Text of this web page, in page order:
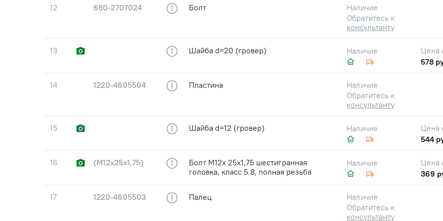
12 680-2707024 Болт
Наличие
Обратитесь к
консультанту
13 Шайба d=20 (гровер) Наличие
Цена
578
14 1220-4605504 Пластина
Наличие
Обратитесь к
консультанту
15 Шайба d=12 (гровер) Наличие
Цена
544
16 (М12х25х1,75)
Болт М12х 25х1,75 шестигранная
головка, класс 5.8, полная резьба
Наличие
Цена
369
17 1220-4605503 Палец
Наличие
Обратитесь к
консультанту